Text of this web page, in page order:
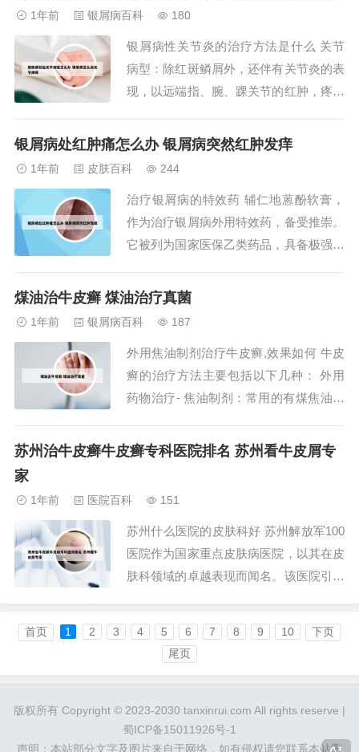
依赖于遗传基因。根据遗传度研究，牛皮
癣患者的...
1年前 银屑病百科 180
银屑病性关节炎的治疗方法是什么 关节
病型：除红斑鳞屑外，还伴有关节炎的表
现，以远端指、腕、踝关节的红肿，疼痛
两者病情呈平行关系。红皮病型：常因治
表2/3。不同类型关节炎患者的饮食原则
不同。目前...
银屑病处红肿痛怎么办 银屑病突然红肿发痒
1年前 皮肤百科 244
治疗银屑病的特效药 辅仁地蒽酚软膏，
作为治疗银屑病外用特效药，备受推崇。
它被列为国家医保乙类药品，具备极强的
病方面表现出色，能够有效改善患者的病
o”，以简明的汉语拼音形式呈现。点...
煤油治牛皮癣 煤油治疗真菌
1年前 银屑病百科 187
外用焦油制剂治疗牛皮癣,效果如何 牛皮
癣的治疗方法主要包括以下几种： 外用
药物治疗- 焦油制剂：常用的有煤焦油、
5%。这些制剂通过常规外涂、封包及联
妇禁用。第一：外用药物焦油制剂。常用
的有煤焦油...
苏州治牛皮癣牛皮癣专科医院排名 苏州看牛皮屑专
家
1年前 医院百科 151
苏州什么医院的皮肤科好 苏州解放军100
医院作为国家重点皮肤病医院，以其在皮
肤科领域的卓越表现而闻名。该医院引进
结合治疗各类皮肤病，如白癜风、牛皮
癣、鱼鳞病、湿疹、痤疮、灰指甲、黄褐
斑和手足癣等方面独树一帜。医院依靠前
病治疗的重...
首页 1 2 3 4 5 6 7 8 9 10
下页
尾页
版权所有 Copyright © 2023-2030 tanxinrui.com All rights reserve |
蜀ICP备15011926号-1
声明：本站部分文字及图片来自于网络，如有侵权请您联系本站删